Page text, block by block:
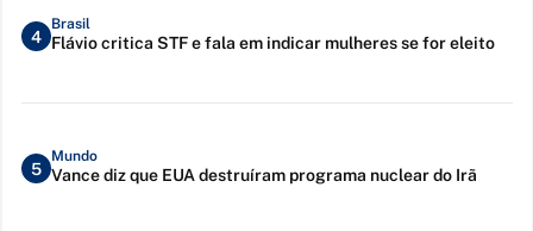
4
Brasil
Flávio critica STF e fala em indicar mulheres se for eleito
5
Mundo
Vance diz que EUA destruíram programa nuclear do Irã